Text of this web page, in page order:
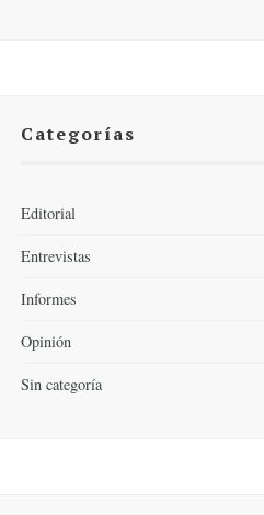
Categorías
Editorial
Entrevistas
Informes
Opinión
Sin categoría